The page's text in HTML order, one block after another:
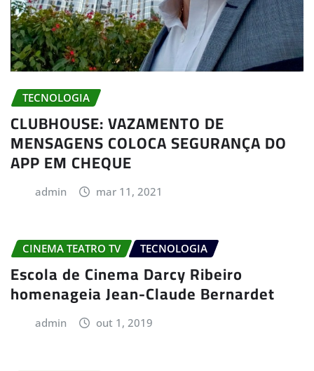
TECNOLOGIA
CLUBHOUSE: VAZAMENTO DE
MENSAGENS COLOCA SEGURANÇA DO
APP EM CHEQUE
admin mar 11, 2021
CINEMA TEATRO TV TECNOLOGIA
Escola de Cinema Darcy Ribeiro
homenageia Jean-Claude Bernardet
admin out 1, 2019